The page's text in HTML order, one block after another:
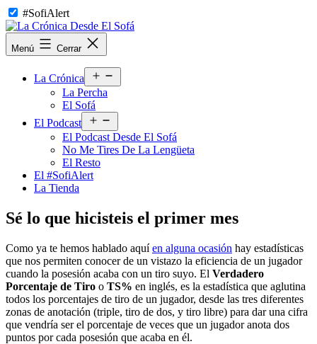
Saltar
al
contenido
#SofiAlert
La
Crónica
Menú Cerrar
La Crónica
el
La Percha
El Sofá
El Podcast
el
menú
El Podcast Desde El Sofá
No Me Tires De La Lengüeta
El Resto
El #SofiAlert
La Tienda
Sé lo que hicisteis el primer mes
Como ya te hemos hablado aquíen alguna ocasión hay estadísticas
que nos permiten conocer de un vistazo la eficiencia de un jugador
cuando la posesión acaba con un tiro suyo. El Verdadero
Porcentaje de Tiro o TS% en inglés, es la estadística que aglutina
todos los porcentajes de tiro de un jugador, desde las tres diferentes
zonas de anotación (triple, tiro de dos, y tiro libre) para dar una cifra
que vendría ser el porcentaje de veces que un jugador anota dos
puntos por cada posesión que acaba en él.